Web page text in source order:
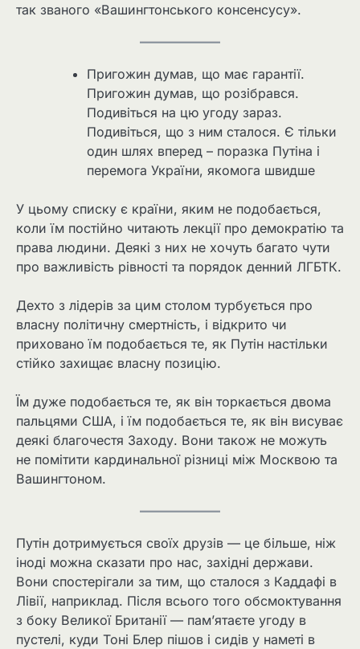
так званого «Вашингтонського консенсусу».
Пригожин думав, що має гарантії.
Пригожин думав, що розібрався.
Подивіться на цю угоду зараз.
Подивіться, що з ним сталося. Є тільки
один шлях вперед – поразка Путіна і
перемога України, якомога швидше
У цьому списку є країни, яким не подобається,
коли їм постійно читають лекції про демократію та
права людини. Деякі з них не хочуть багато чути
про важливість рівності та порядок денний ЛГБТК.
Дехто з лідерів за цим столом турбується про
власну політичну смертність, і відкрито чи
приховано їм подобається те, як Путін настільки
стійко захищає власну позицію.
Їм дуже подобається те, як він торкається двома
пальцями США, і їм подобається те, як він висуває
деякі благочестя Заходу. Вони також не можуть
не помітити кардинальної різниці між Москвою та
Вашингтоном.
Путін дотримується своїх друзів — це більше, ніж
іноді можна сказати про нас, західні держави.
Вони спостерігали за тим, що сталося з Каддафі в
Лівії, наприклад. Після всього того обсмоктування
з боку Великої Британії — пам’ятаєте угоду в
пустелі, куди Тоні Блер пішов і сидів у наметі в